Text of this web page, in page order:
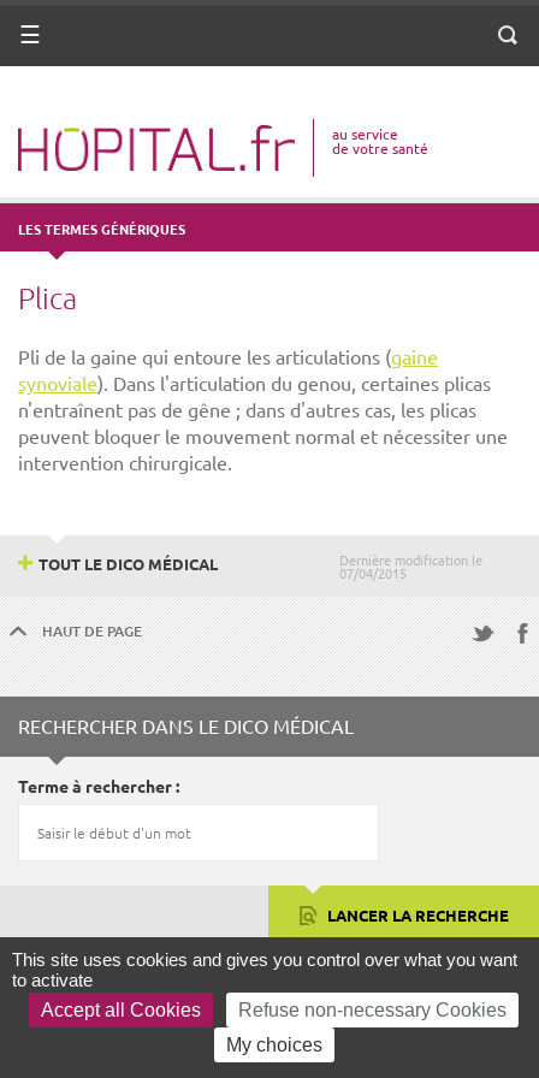
ANNUAIRE
VOTRE SANTÉ
DROITS & DÉMARCHES
MISSIONS
MÉTIERS
Menu
au service
de votre santé
LES TERMES GÉNÉRIQUES
Plica
Pli de la gaine qui entoure les articulations (gaine
synoviale). Dans l'articulation du genou, certaines plicas
n'entraînent pas de gêne ; dans d'autres cas, les plicas
peuvent bloquer le mouvement normal et nécessiter une
intervention chirurgicale.
Dernière modification le
07/04/2015
TOUT LE DICO MÉDICAL
HAUT DE PAGE
RECHERCHER DANS LE DICO MÉDICAL
Terme à rechercher
LANCER LA RECHERCHE
FOCUS
This site uses cookies and gives you control over what you want
to activate
Accept all Cookies
Refuse non-necessary Cookies
My choices